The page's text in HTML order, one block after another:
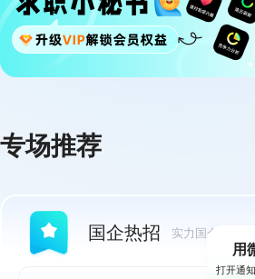
专场推荐
国企热招 实力国企,福利丰
用
打开通